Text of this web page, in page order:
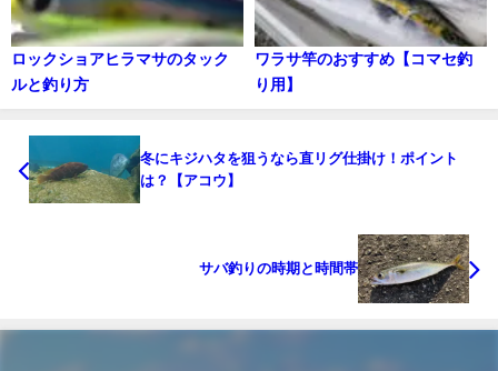
ロックショアヒラマサのタック
ルと釣り方
ワラサ竿のおすすめ【コマセ釣
り用】
冬にキジハタを狙うなら直リグ仕掛け！ポイント
は？【アコウ】
サバ釣りの時期と時間帯